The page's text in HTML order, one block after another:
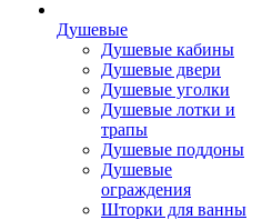
Душевые
Душевые кабины
Душевые двери
Душевые уголки
Душевые лотки и
трапы
Душевые поддоны
Душевые
ограждения
Шторки для ванны